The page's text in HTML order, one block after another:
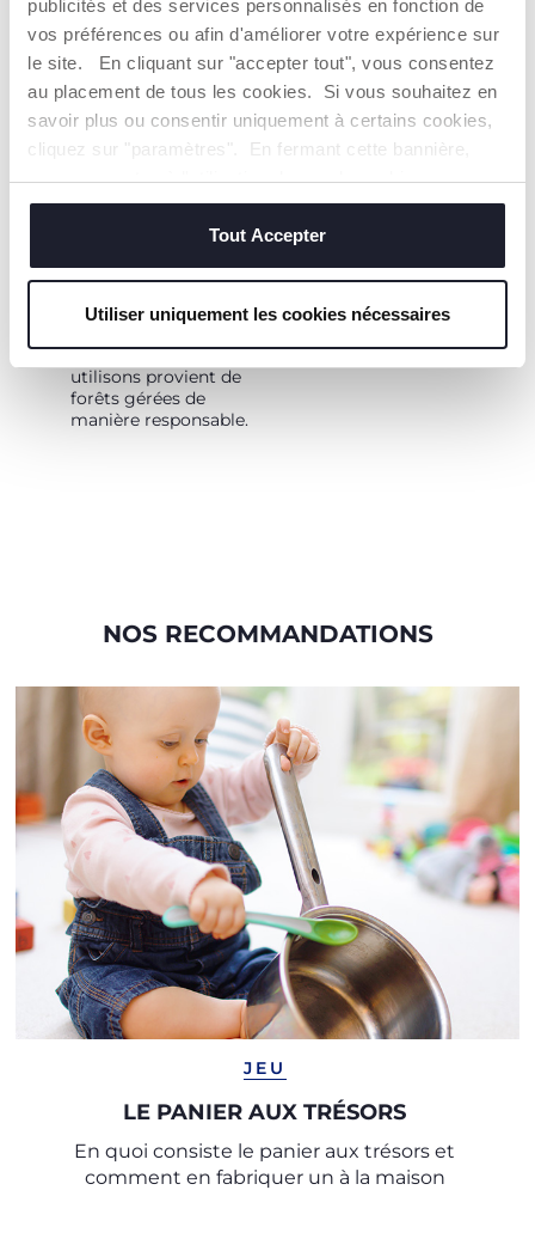
publicités et des services personnalisés en fonction de
vos préférences ou afin d'améliorer votre expérience sur
le site. En cliquant sur "accepter tout", vous consentez
au placement de tous les cookies. Si vous souhaitez en
savoir plus ou consentir uniquement à certains cookies,
cliquez sur "paramètres". En fermant cette bannière,
vous consentez à l'utilisation des seuls cookies
techniques, qui sont essentiels au service demandé.
Tout Accepter
Utiliser uniquement les cookies nécessaires
utiles.
produits ECO+ sont
papier que nous
utilisons provient de
forêts gérées de
manière responsable.
NOS RECOMMANDATIONS
JEU
LE PANIER AUX TRÉSORS
En quoi consiste le panier aux trésors et
comment en fabriquer un à la maison